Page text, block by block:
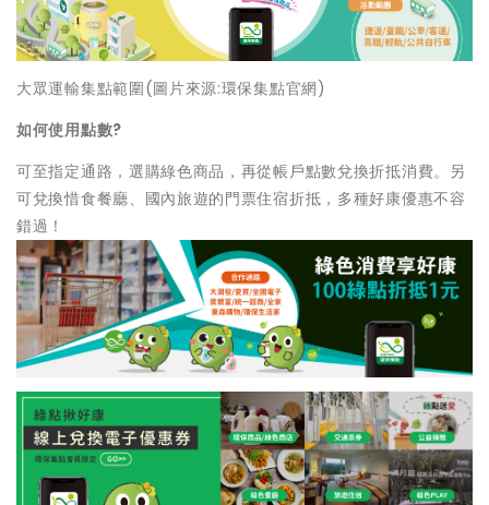
大眾運輸集點範圍(圖片來源:環保集點官網)
如何使用點數?
可至指定通路，選購綠色商品，再從帳戶點數兌換折抵消費。另
可兌換惜食餐廳、國內旅遊的門票住宿折抵，多種好康優惠不容
錯過！